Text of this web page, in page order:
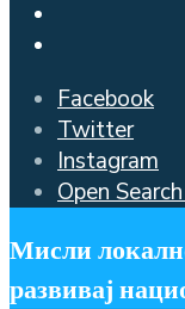
Facebook
Twitter
Instagram
Open
Мисли
развивај